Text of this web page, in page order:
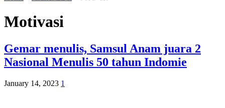
Motivasi
Gemar menulis, Samsul Anam juara 2
Nasional Menulis 50 tahun Indomie
January 14, 2023 1